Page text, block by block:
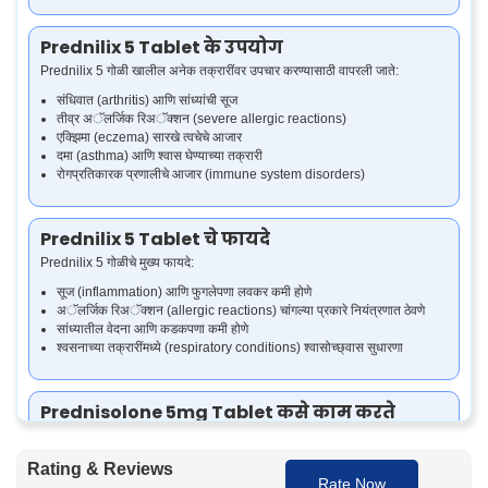
Prednilix 5 Tablet के उपयोग
Prednilix 5 गोळी खालील अनेक तक्रारींवर उपचार करण्यासाठी वापरली जाते:
संधिवात (arthritis) आणि सांध्यांची सूज
तीव्र अॅलर्जिक रिअॅक्शन (severe allergic reactions)
एक्झिमा (eczema) सारखे त्वचेचे आजार
दमा (asthma) आणि श्वास घेण्याच्या तक्रारी
रोगप्रतिकारक प्रणालीचे आजार (immune system disorders)
Prednilix 5 Tablet चे फायदे
Prednilix 5 गोळीचे मुख्य फायदे:
सूज (inflammation) आणि फुगलेपणा लवकर कमी होणे
अॅलर्जिक रिअॅक्शन (allergic reactions) चांगल्या प्रकारे नियंत्रणात ठेवणे
सांध्यातील वेदना आणि कडकपणा कमी होणे
श्वसनाच्या तक्रारींमध्ये (respiratory conditions) श्वासोच्छ्वास सुधारणा
Prednisolone 5mg Tablet कसे काम करते
कमी करते. शरीरात सूज आणि वेदना निर्माण करणाऱ्या पदार्थांचे उत्पादन हे औषध कमी करते.
Rating & Reviews
Rate Now